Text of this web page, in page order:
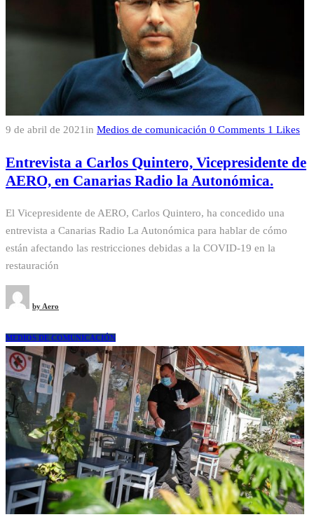
9 de abril de 2021 in Medios de comunicación 0 Comments 1 Likes
Entrevista a Carlos Quintero, Vicepresidente de
AERO, en Canarias Radio la Autonómica.
El Vicepresidente de AERO, Carlos Quintero, ha concedido una
entrevista a Canarias Radio La Autonómica para hablar de cómo
están afectando las restricciones debidas a la COVID-19 en la
restauración
by Aero
MEDIOS DE COMUNICACIÓN